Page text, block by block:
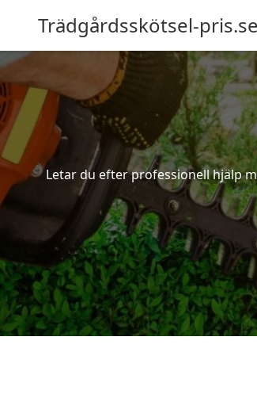
Trädgårdsskötsel-pris.se
Letar du efter professionell hjälp